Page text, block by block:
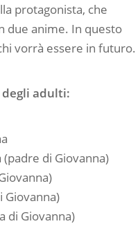
protagonista, che
due anime. In questo
vorrà essere in futuro.
degli adulti:
di Giovanna)
Giovanna)
di Giovanna)